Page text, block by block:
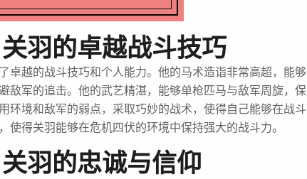
羽的卓越战斗技巧
卓越的战斗技巧和个人能力。他的马术造诣非常高超，能够
敌军的追击。他的武艺精湛，能够单枪匹马与敌军周旋，保
环境和敌军的弱点，采取巧妙的战术，使得自己能够在战斗
使得关羽能够在危机四伏的环境中保持强大的战斗力。
羽的忠诚与信仰